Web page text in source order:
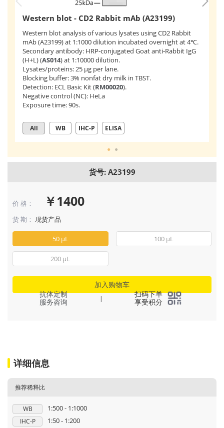
Western blot - CD2 Rabbit mAb (A23199)
Western blot analysis of various lysates using CD2 Rabbit
mAb (A23199) at 1:1000 dilution incubated overnight at 4℃.
Secondary antibody: HRP-conjugated Goat anti-Rabbit IgG
(H+L) (AS014) at 1:10000 dilution.
Lysates/proteins: 25 μg per lane.
Blocking buffer: 3% nonfat dry milk in TBST.
Detection: ECL Basic Kit (RM00020).
Negative control (NC): HeLa
Exposure time: 90s.
All WB IHC-P ELISA
货号: A23199
价 格： ￥1400
货 期： 现货产品
50 μL 100 μL
200 μL
加入购物车
抗体定制
服务咨询
|
扫码下单
享受积分
详细信息
推荐稀释比
WB 1:500 - 1:1000
IHC-P 1:50 - 1:200